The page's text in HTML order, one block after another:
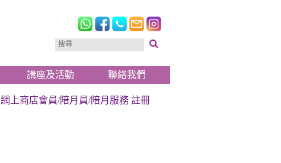
講座及活動 聯絡我們
網上商店會員/陪月員/陪月服務 註冊